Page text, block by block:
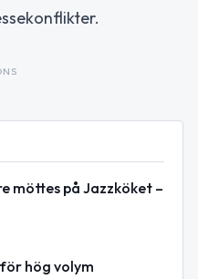
möttes på Jazzköket –
hög volym